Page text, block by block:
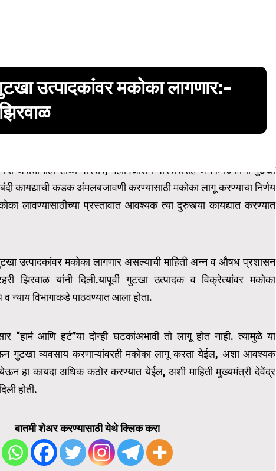
उत्पादकांवर मकोका लागणार:-
असतानाही शाळा परिसर, महाविद्यालय परिसरांसह अनेक ठिकाणी गुटखा
कायद्याची कडक अंमलबजावणी करण्यासाठी मकोका लागू करण्याचा निर्णय
लावण्यासाठीच्या प्रस्तावात आवश्यक त्या दुरुस्त्या कायद्यात करण्यात
उत्पादकांवर मकोका लागणार असल्याची माहिती अन्न व औषध प्रशासन
झिरवाळ यांनी दिली.यापूर्वी गुटखा उत्पादक व विक्रेत्यांवर मकोका
व न्याय विभागाकडे पाठवण्यात आला होता.
“हार्म आणि हर्ट”या दोन्ही घटकांअभावी तो लागू होत नाही. त्यामुळे या
गुटखा व्यवसाय करणाऱ्यांवरही मकोका लागू करता येईल, अशा आवश्यक
हा कायदा अधिक कठोर करण्यात येईल, अशी माहिती मुख्यमंत्री देवेंद्र
होती.
बातमी शेअर करण्यासाठी येथे क्लिक करा